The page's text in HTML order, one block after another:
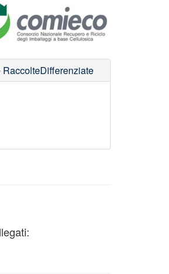
RaccolteDifferenziate